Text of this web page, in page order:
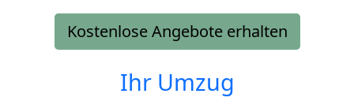
Kostenlose Angebote erhalten
Ihr Umzug